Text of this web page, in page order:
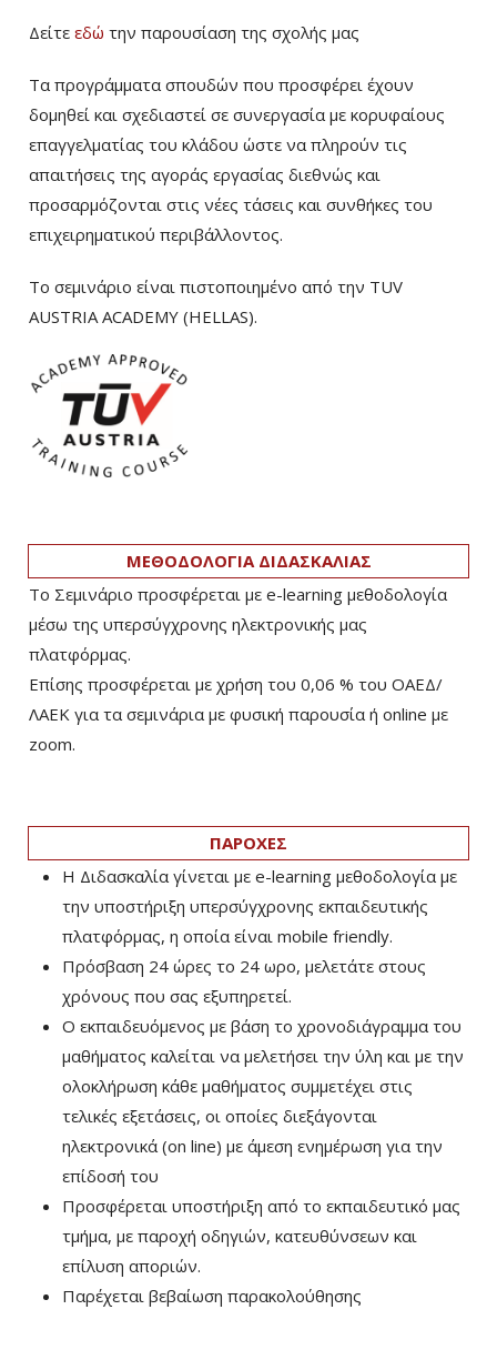
Δείτε εδώ την παρουσίαση της σχολής μας
Τα προγράμματα σπουδών που προσφέρει έχουν
δομηθεί και σχεδιαστεί σε συνεργασία με κορυφαίους
επαγγελματίας του κλάδου ώστε να πληρούν τις
απαιτήσεις της αγοράς εργασίας διεθνώς και
προσαρμόζονται στις νέες τάσεις και συνθήκες του
επιχειρηματικού περιβάλλοντος.
Το σεμινάριο είναι πιστοποιημένο από την TUV
AUSTRIA ACADEMY (HELLAS).
ΜΕΘΟΔΟΛΟΓΙΑ ΔΙΔΑΣΚΑΛΙΑΣ
Το Σεμινάριο προσφέρεται με e-learning μεθοδολογία
μέσω της υπερσύγχρονης ηλεκτρονικής μας
πλατφόρμας.
Επίσης προσφέρεται με χρήση του 0,06 % του ΟΑΕΔ/
ΛΑΕΚ για τα σεμινάρια με φυσική παρουσία ή online με
zoom.
ΠΑΡΟΧΕΣ
Η Διδασκαλία γίνεται με e-learning μεθοδολογία με
την υποστήριξη υπερσύγχρονης εκπαιδευτικής
πλατφόρμας, η οποία είναι mobile friendly.
Πρόσβαση 24 ώρες το 24 ωρο, μελετάτε στους
χρόνους που σας εξυπηρετεί.
Ο εκπαιδευόμενος με βάση το χρονοδιάγραμμα του
μαθήματος καλείται να μελετήσει την ύλη και με την
ολοκλήρωση κάθε μαθήματος συμμετέχει στις
τελικές εξετάσεις, οι οποίες διεξάγονται
ηλεκτρονικά (on line) με άμεση ενημέρωση για την
επίδοσή του
Προσφέρεται υποστήριξη από το εκπαιδευτικό μας
τμήμα, με παροχή οδηγιών, κατευθύνσεων και
επίλυση αποριών.
Παρέχεται βεβαίωση παρακολούθησης